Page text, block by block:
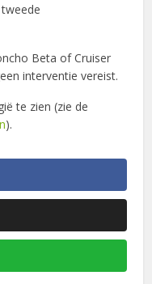
Beta of Cruiser
interventie vereist.
te zien (zie de
).